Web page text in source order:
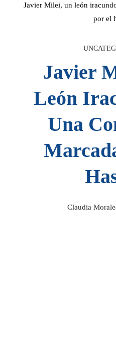
Javier Milei, un león
por el
Javier
León
Una
Claudia